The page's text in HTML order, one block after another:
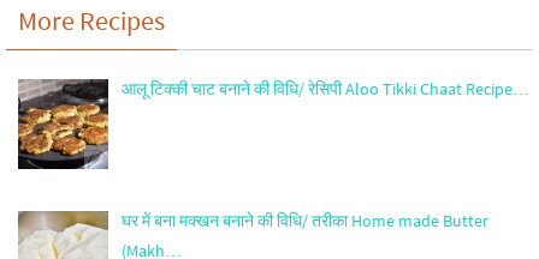
More Recipes
आलू टिक्की चाट बनाने की विधि/ रेसिपी Aloo Tikki Chaat Recipe…
घर में बना मक्खन बनाने की विधि/ तरीका Home made Butter
(Makh…